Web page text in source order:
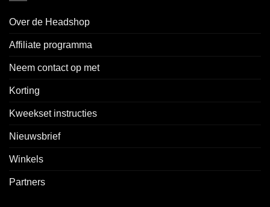
Over de Headshop
Affiliate programma
Neem contact op met
Korting
Kweekset instructies
Nieuwsbrief
Winkels
Partners